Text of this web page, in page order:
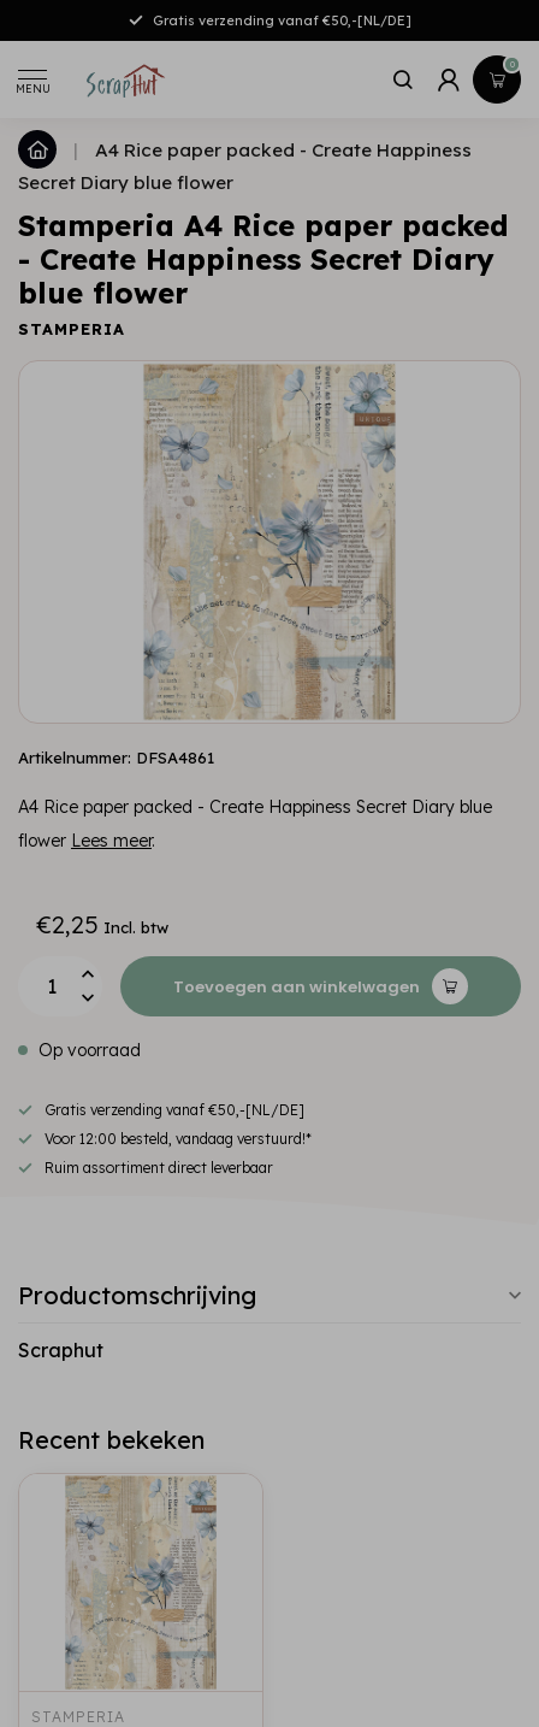
Gratis verzending vanaf €50,-[NL/DE]
MENU
0
|
A4 Rice paper packed - Create Happiness
Secret Diary blue flower
Stamperia A4 Rice paper packed
- Create Happiness Secret Diary
blue flower
STAMPERIA
Artikelnummer: DFSA4861
A4 Rice paper packed - Create Happiness Secret Diary blue
flower Lees meer.
€2,25 Incl. btw
Toevoegen aan winkelwagen
Op voorraad
Gratis verzending vanaf €50,-[NL/DE]
Voor 12:00 besteld, vandaag verstuurd!*
Ruim assortiment direct leverbaar
Productomschrijving
Scraphut
Recent bekeken
STAMPERIA